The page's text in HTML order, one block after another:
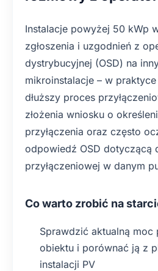
Instalacje powyżej 50 kWp
zgłoszenia i uzgodnień z
dystrybucyjnej (OSD) na
mikroinstalacje – w
dłuższy proces
złożenia wniosku o
przyłączenia oraz często
odpowiedź OSD dotyczącą
przyłączeniowej w danym
Co warto zrobić na
Sprawdzić aktualną moc
obiektu i porównać ją z
instalacji PV